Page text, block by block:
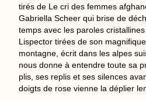
tirés de Le cri des femmes
Gabriella Scheer qui brise de
temps avec les paroles
Lispector tirées de son
montagne, écrit dans les alpes
nous donne à entendre toute sa
plis, ses replis et ses silences
doigts de rose vienne la déplier